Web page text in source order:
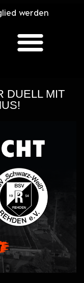
werden
DUELL MIT